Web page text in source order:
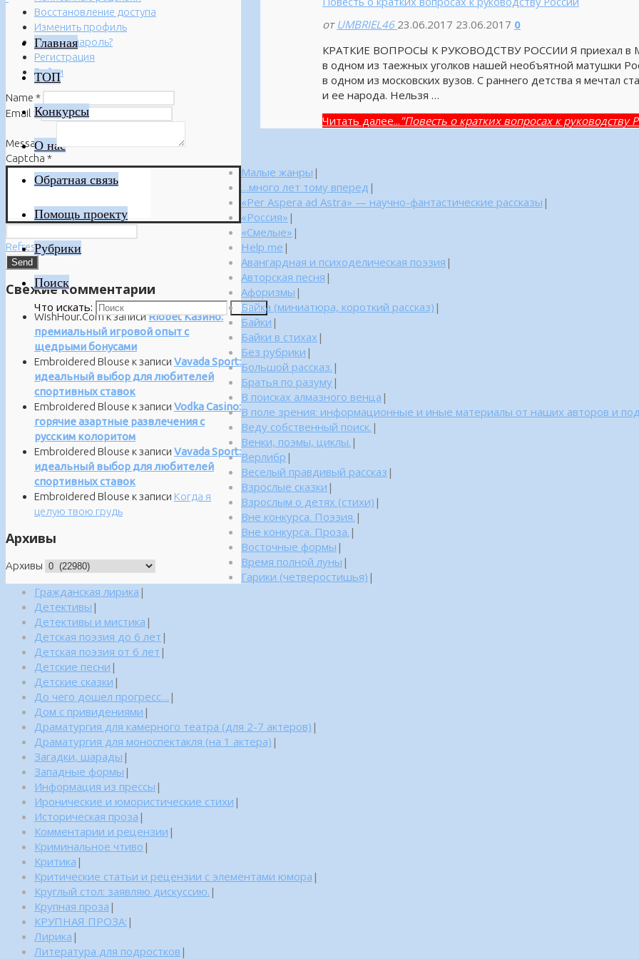
Главная
ТОП
Конкурсы
О нас
Обратная связь
Помощь проекту
Рубрики
Поиск
Что искать: Поиск
от UMBRIEL46 23.06.2017 23.06.2017 0
КРАТКИЕ ВОПРОСЫ К РУКОВОДСТВУ РОССИИ Я приехал в
в одном из таежных уголков нашей необъятной матушки
в одном из московских вузов. С раннего детства я мечтал
и ее народа. Нельзя …
Читать далее... "Повесть о кратких вопросах к руководству
Восстановление доступа
Изменить профиль
Забыли пароль?
Регистрация
Войти
Name *
Email *
Message*
Captcha *
Refresh
Свежие комментарии
WishHour.Comк записиRiobet Казино:
премиальный игровой опыт с
щедрыми бонусами
Embroidered Blouse к записи Vavada Sport:
идеальный выбор для любителей
спортивных ставок
Embroidered Blouse к записи Vodka Casino:
горячие азартные развлечения с
русским колоритом
Embroidered Blouse к записи Vavada Sport:
идеальный выбор для любителей
спортивных ставок
Embroidered Blouse к записи Когда я
целую твою грудь
Архивы
Архивы
Малые жанры |
…много лет тому вперед |
«Per Aspera ad Astra» — научно-фантастические рассказы |
«Россия» |
«Смелые» |
Help me |
Авангардная и психоделическая поэзия |
Авторская песня |
Афоризмы |
Байка (миниатюра, короткий рассказ) |
Байки |
Байки в стихах |
Без рубрики |
Большой рассказ. |
Братья по разуму|
В поисках алмазного венца |
В поле зрения: информационные и иные материалы от наших авторов и
Веду собственный поиск. |
Венки, поэмы, циклы. |
Верлибр |
Веселый правдивый рассказ |
Взрослые сказки |
Взрослым о детях (стихи) |
Вне конкурса. Поэзия. |
Вне конкурса. Проза. |
Восточные формы |
Время полной луны |
Гарики (четверостишья) |
Гражданская лирика |
Детективы |
Детективы и мистика |
Детская поэзия до 6 лет |
Детская поэзия от 6 лет |
Детские песни |
Детские сказки |
До чего дошел прогресс… |
Дом с привидениями |
Драматургия для камерного театра (для 2-7 актеров) |
Драматургия для моноспектакля (на 1 актера) |
Загадки, шарады |
Западные формы |
Информация из прессы |
Иронические и юмористические стихи |
Историческая проза |
Комментарии и рецензии |
Криминальное чтиво |
Критика |
Критические статьи и рецензии с элементами юмора |
Круглый стол: заявляю дискуссию. |
Крупная проза |
КРУПНАЯ ПРОЗА: |
Лирика |
Литература для подростков |